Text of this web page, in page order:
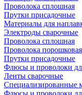
Проволока сплошная
Прутки присадочные
Материалы для
Электроды сварочные
Проволока сплошная
Проволока порошковая
Прутки присадочные
Флюсы и проволоки
Ленты сварочные
Специализированные
Флюсы и проволоки